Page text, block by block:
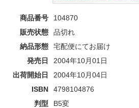
商品番号
104870
販売状態
品切れ
納品形態
宅配便にてお届け
発売日
2004年10月01日
出荷開始日
2004年10月04日
ISBN
4798104876
判型
B5変